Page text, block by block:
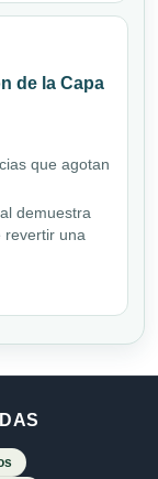
de la Capa
que agotan
demuestra
revertir una